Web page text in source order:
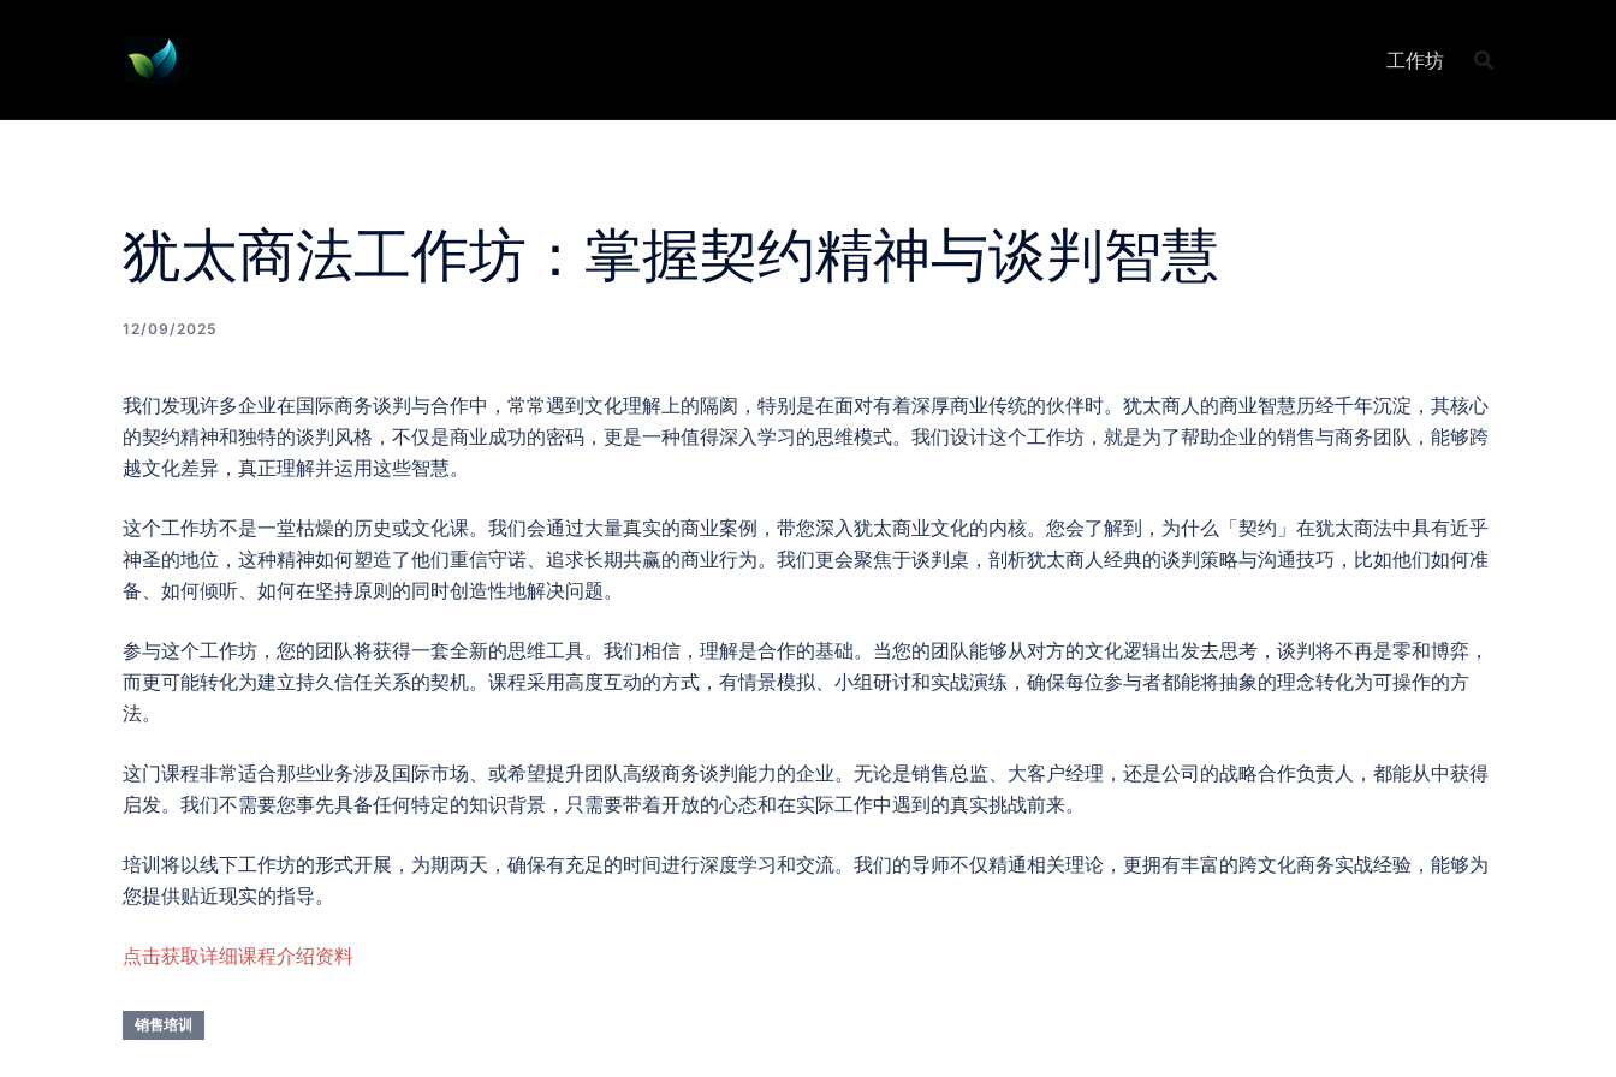
工作坊
犹太商法工作坊：掌握契约精神与谈判智慧
12/09/2025
我们发现许多企业在国际商务谈判与合作中，常常遇到文化理解上的隔阂，特别是在面对有着深厚商业传统的伙伴时。犹太商人的商业智慧历经千年沉淀，其核心
的契约精神和独特的谈判风格，不仅是商业成功的密码，更是一种值得深入学习的思维模式。我们设计这个工作坊，就是为了帮助企业的销售与商务团队，能够跨
越文化差异，真正理解并运用这些智慧。
这个工作坊不是一堂枯燥的历史或文化课。我们会通过大量真实的商业案例，带您深入犹太商业文化的内核。您会了解到，为什么「契约」在犹太商法中具有近乎
神圣的地位，这种精神如何塑造了他们重信守诺、追求长期共赢的商业行为。我们更会聚焦于谈判桌，剖析犹太商人经典的谈判策略与沟通技巧，比如他们如何准
备、如何倾听、如何在坚持原则的同时创造性地解决问题。
参与这个工作坊，您的团队将获得一套全新的思维工具。我们相信，理解是合作的基础。当您的团队能够从对方的文化逻辑出发去思考，谈判将不再是零和博弈，
而更可能转化为建立持久信任关系的契机。课程采用高度互动的方式，有情景模拟、小组研讨和实战演练，确保每位参与者都能将抽象的理念转化为可操作的方
法。
这门课程非常适合那些业务涉及国际市场、或希望提升团队高级商务谈判能力的企业。无论是销售总监、大客户经理，还是公司的战略合作负责人，都能从中获得
启发。我们不需要您事先具备任何特定的知识背景，只需要带着开放的心态和在实际工作中遇到的真实挑战前来。
培训将以线下工作坊的形式开展，为期两天，确保有充足的时间进行深度学习和交流。我们的导师不仅精通相关理论，更拥有丰富的跨文化商务实战经验，能够为
您提供贴近现实的指导。
点击获取详细课程介绍资料
销售培训